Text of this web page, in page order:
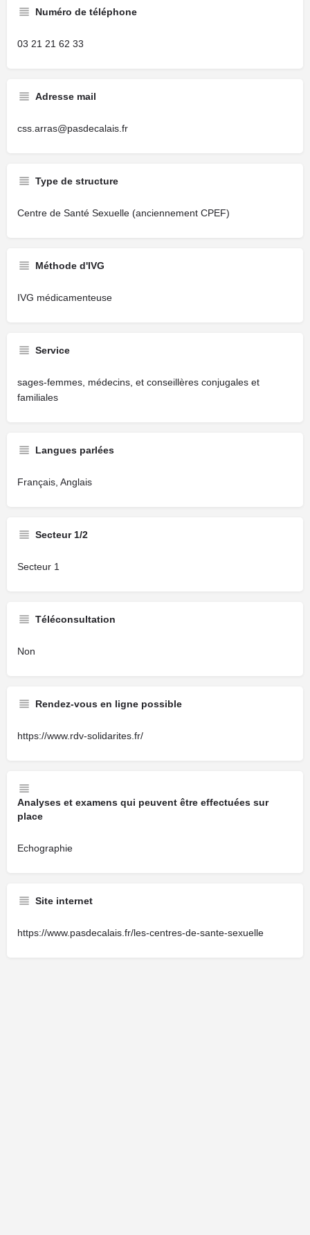
Numéro de téléphone
03 21 21 62 33
Adresse mail
css.arras@pasdecalais.fr
Type de structure
Centre de Santé Sexuelle (anciennement CPEF)
Méthode d'IVG
IVG médicamenteuse
Service
sages-femmes, médecins, et conseillères conjugales et
familiales
Langues parlées
Français, Anglais
Secteur 1/2
Secteur 1
Téléconsultation
Non
Rendez-vous en ligne possible
https://www.rdv-solidarites.fr/
Analyses et examens qui peuvent être effectuées sur
place
Echographie
Site internet
https://www.pasdecalais.fr/les-centres-de-sante-sexuelle